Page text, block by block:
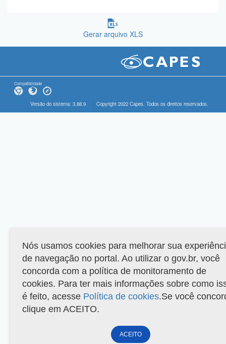
Gerar arquivo XLS
Compatibilidade
Versão do sistema: 3.88.9 Copyright 2022 Capes. Todos os direitos reservados.
Nós usamos cookies para melhorar sua
de navegação no portal. Ao utilizar o gov.br, você
concorda com a política de monitoramento de
cookies. Para ter mais informações sobre como
é feito, acesse Política de cookies.Se você
clique em ACEITO.
ACEITO